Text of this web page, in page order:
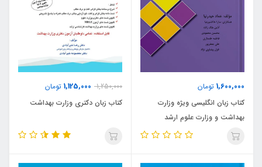
1,600,000 تومان
کتاب زبان انگلیسی ویژه وزارت
بهداشت و وزارت علوم ارشد
Learning With Laugh (نشر گروه
1,250,000
1,125,000 تومان
کتاب زبان دکتری وزارت بهداشت